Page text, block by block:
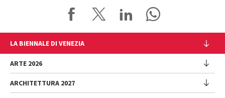
LA BIENNALE DI VENEZIA
L'Istituzione
Cariche istituzionali
Storia
ARTE 2026
Esposizione
ARCHITETTURA 2027